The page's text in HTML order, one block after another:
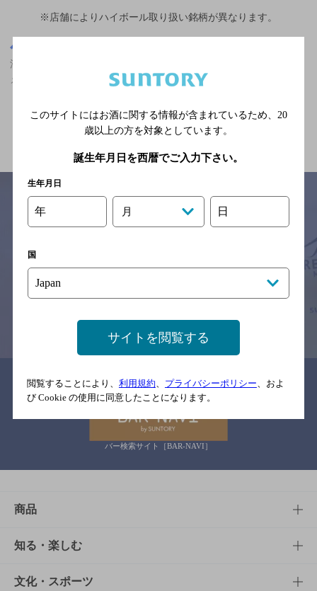
※店舗によりハイボール取り扱い銘柄が異なります。
浦和駅(埼玉県)周辺500m,中華料理,ザ・プレミアム・モルツが飲め
る,大人のフンイキ,5,000円以上～7,000円未満の神泡達人店
関連ページ
※それぞれのお店のメニューや営業時間などの掲載情報については、
予告なしに変更されることがありますので、
念のためお店にご確認の上ご来店くださいますようお願い申し上げま
情報提供：ぐるなび
関連リンク
バー検索サイト［BAR-NAVI］
商品
商品TOP
商品一覧
知る・楽しむ
知る・楽しむTOP
文化・スポーツ
このサイトにはお酒に関する情報が含まれているため、 20
歳以上の方を対象としています。
誕生年月日を西暦でご入力下さい。
生年月日
年 月 日
国
サイトを閲覧する
閲覧することにより、 利用規約、 プライバシーポリシー、およ
び Cookie の使用に同意したことになります。